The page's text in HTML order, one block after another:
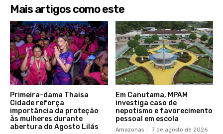
Mais artigos como este
Primeira-dama Thaisa
Cidade reforça
importância da proteção
às mulheres durante
abertura do Agosto Lilás
Em Canutama, MPAM
investiga caso de
nepotismo e favorecimento
pessoal em escola
Amazonas 7 de agosto de 2026